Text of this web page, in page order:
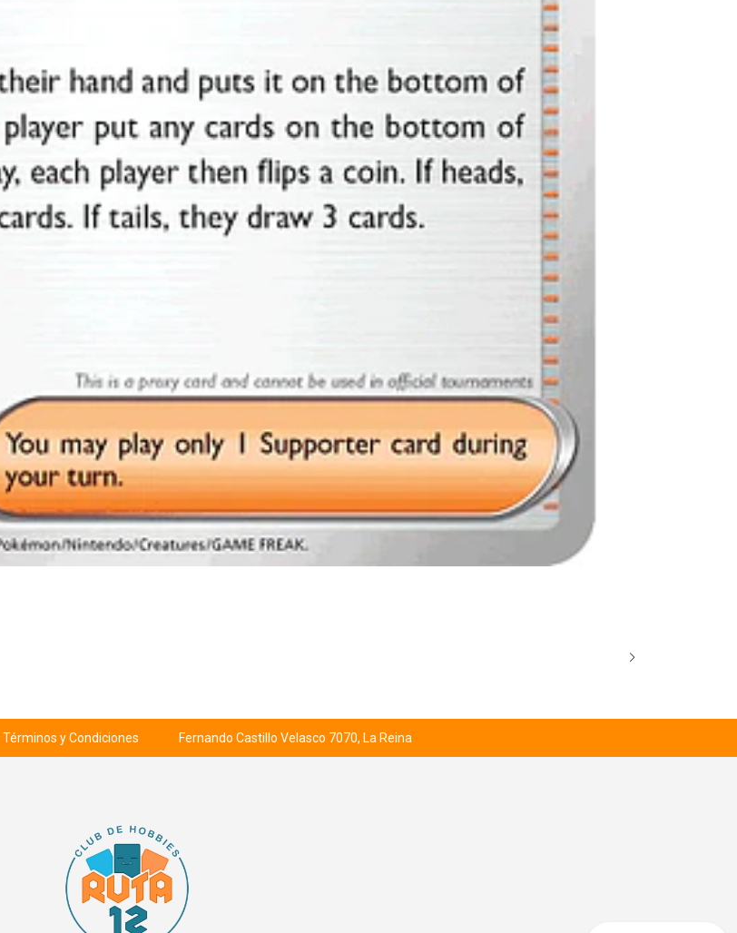
Términos y Condiciones Fernando Castillo Velasco 7070, La Reina